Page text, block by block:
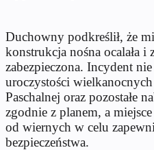
Duchowny podkreślił, że
konstrukcja nośna ocalała
zabezpieczona. Incydent
uroczystości
Paschalnej oraz pozostałe
zgodnie z planem, a
od wiernych w celu
bezpieczeństwa.